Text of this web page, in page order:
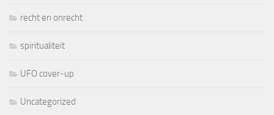
recht en onrecht
spiritualiteit
UFO cover-up
Uncategorized